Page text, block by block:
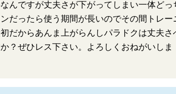
んですが丈夫さが下がってしまい一体どっ
だったら使う期間が長いのでその間トレー
だからあんま上がらんしパラドクは丈夫さ
？ぜひレス下さい。よろしくおねがいしま